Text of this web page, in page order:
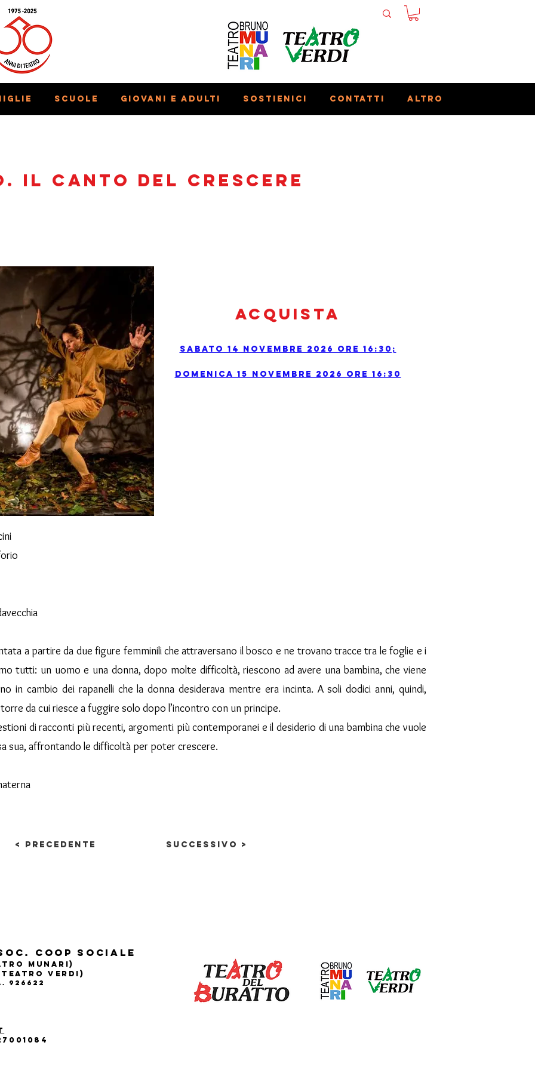
Scuole Giovani e adulti Sostienici Contatti Altro
Il canto del crescere
Acquista
Sabato 14 Novembre 2026 ore 16:30;
Domenica 15 Novembre 2026 ore 16:30
a partire da due figure femminili che attraversano il bosco e ne trovano tracce tra le foglie e i
tutti: un uomo e una donna, dopo molte difficoltà, riescono ad avere una bambina, che viene
in cambio dei rapanelli che la donna desiderava mentre era incinta. A soli dodici anni, quindi,
da cui riesce a fuggire solo dopo l’incontro con un principe.
di racconti più recenti, argomenti più contemporanei e il desiderio di una bambina che vuole
sua, affrontando le difficoltà per poter crescere.
< Precedente Successivo >
Coop sociale
Munari)
Verdi)
926622